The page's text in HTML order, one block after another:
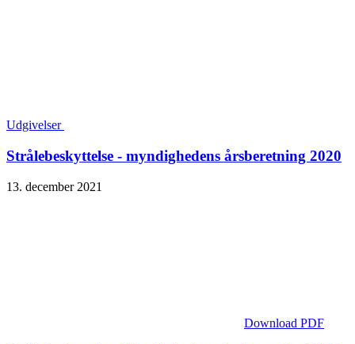
Udgivelser
Strålebeskyttelse - myndighedens årsberetning 2020
13. december 2021
Download PDF